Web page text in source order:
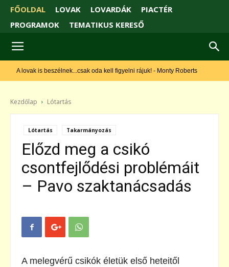
FŐOLDAL LOVAK LOVARDÁK
PIACTÉR
PROGRAMOK
TEMATIKUS KERESŐ
lovak is beszélnek...csak oda kell figyelni rájuk! - Monty Roberts
Kezdőlap Lótartás
Lótartás Takarmányozás
Előzd meg a csikó
csontfejlődési problémáit
– Pavo szaktanácsadás
A melegvérű csikók életük első heteitől